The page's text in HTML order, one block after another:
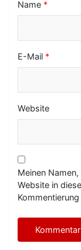
Name *
E-Mail *
Website
Meinen
Website in